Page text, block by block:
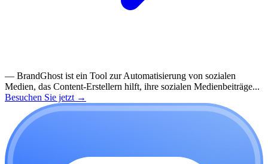
— BrandGhost ist ein Tool zur Automatisierung von sozialen
Medien, das Content-Erstellern hilft, ihre sozialen Medienbeiträge...
Besuchen Sie jetzt →